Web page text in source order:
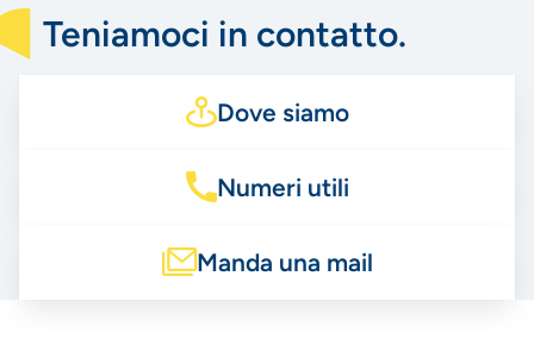
Teniamoci in contatto.
Dove siamo
Numeri utili
Manda una mail